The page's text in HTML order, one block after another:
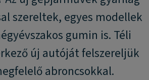
szereltek, egyes modellek
gumin is. Téli
új autóját felszereljük
abroncsokkal.